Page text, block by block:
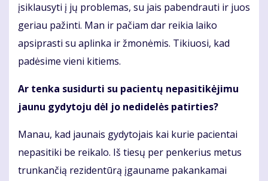
įsiklausyti į jų problemas, su jais pabendrauti ir juos
geriau pažinti. Man ir pačiam dar reikia laiko
apsiprasti su aplinka ir žmonėmis. Tikiuosi, kad
padėsime vieni kitiems.
Ar tenka susidurti su pacientų nepasitikėjimu
jaunu gydytoju dėl jo nedidelės patirties?
Manau, kad jaunais gydytojais kai kurie pacientai
nepasitiki be reikalo. Iš tiesų per penkerius metus
trunkančią rezidentūrą įgauname pakankamai